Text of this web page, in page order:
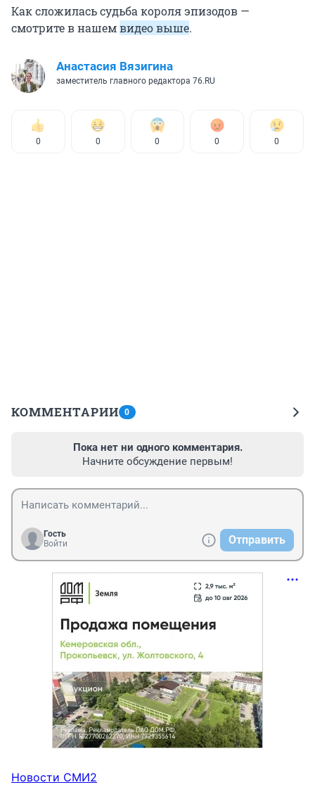
Как сложилась судьба короля эпизодов —
смотрите в нашемвидео выше.
Анастасия Вязигина
заместитель главного редактора 76.RU
0 0 0 0 0
КОММЕНТАРИИ 0
Пока нет ни одного комментария.
Начните обсуждение первым!
Гость
Войти
Отправить
Новости СМИ2